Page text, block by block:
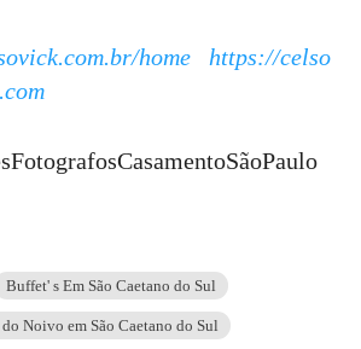
home
https://celso
Buffet' s Em São Caetano do Sul
Noivo em São Caetano do Sul